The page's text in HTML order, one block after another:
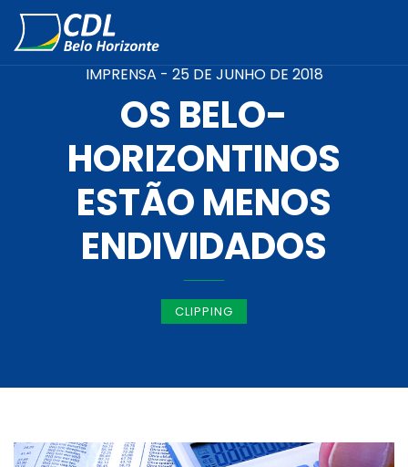
IMPRENSA - 25 DE JUNHO DE 2018
OS BELO-
HORIZONTINOS
ESTÃO MENOS
ENDIVIDADOS
CLIPPING